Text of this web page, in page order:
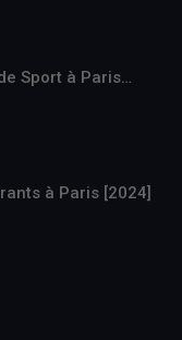
Sport à Paris…
à Paris [2024]